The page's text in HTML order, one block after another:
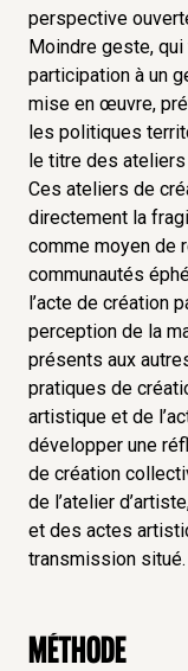
politiques, et en
tout l’homme.
Le parcours
d’artistes et de
du champ de la
la fragilité n’est
carence qu’il
lieu d’une
positivement,
lui sont
de l’épreuve ou
perspective
Moindre geste,
participation à un
mise en œuvre,
les politiques
le titre des ateliers
Ces ateliers de
directement la
comme moyen de
communautés
l’acte de création
perception de la
présents aux
pratiques de
artistique et de
développer une
de création
de l’atelier
et des actes
transmission situé.
Méthode